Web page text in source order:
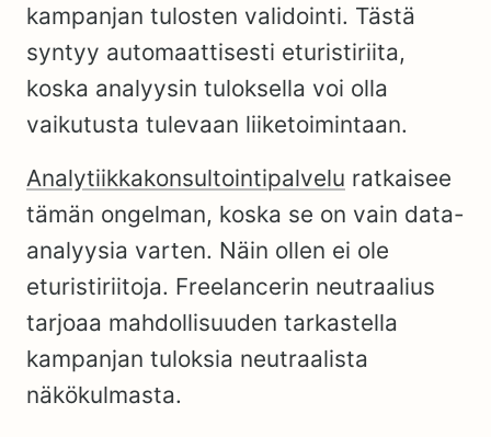
kampanjan tulosten validointi. Tästä
syntyy automaattisesti eturistiriita,
koska analyysin tuloksella voi olla
vaikutusta tulevaan liiketoimintaan.
Analytiikkakonsultointipalvelu ratkaisee
tämän ongelman, koska se on vain data-
analyysia varten. Näin ollen ei ole
eturistiriitoja. Freelancerin neutraalius
tarjoaa mahdollisuuden tarkastella
kampanjan tuloksia neutraalista
näkökulmasta.